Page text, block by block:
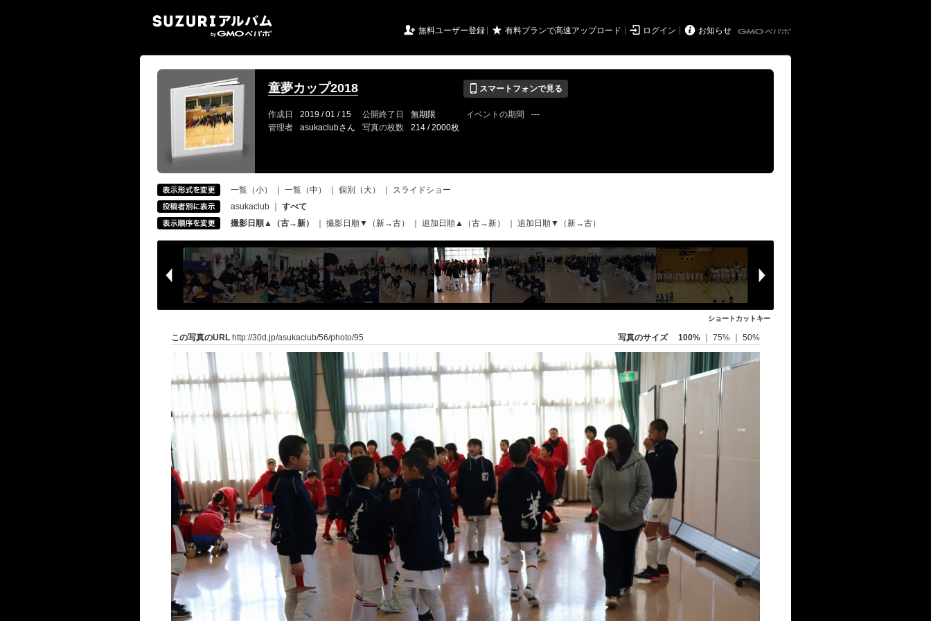
 無料ユーザー登録 ★ 有料プランで高速アップロード  ログイン  お知らせ
童夢カップ2018 📱 スマートフォンで見る
作成日 2019 / 01 / 15 公開終了日 無期限 イベントの期間
---
管理者
asukaclubさん 写真の枚数 214 / 2000枚
一覧（小） 一覧（中） 個別（大）
スライドショー
asukaclub
すべて
撮影日順▲（古→新）
撮影日順▼（新→古） 追加日順▲（古→新） 追加日順▼（新→古）
ショートカットキー
この写真のURL http://30d.jp/asukaclub/56/photo/95 写真のサイズ 100% 75% 50%